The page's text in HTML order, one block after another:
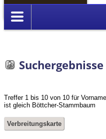
Anmelden
Suchergebnisse
Treffer 1 bis 10 von 10 für
ist gleich Böttcher-Stammbaum
Verbreitungskarte